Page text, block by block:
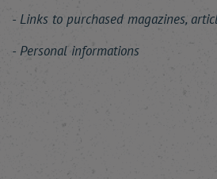
Links to purchased magazines,
Personal informations